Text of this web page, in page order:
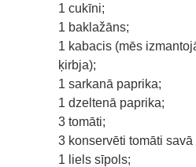
1 cukīni;
1 baklažāns;
1 kabacis (mēs
ķirbja);
1 sarkanā paprika;
1 dzeltenā paprika;
3 tomāti;
3 konservēti tomāti savā
1 liels sīpols;